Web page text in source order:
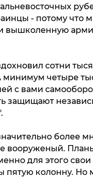
- потому что
вышколенную
сотни
минимум четыре
с вами
защищают
более
вооруженый.
для этого
пятую колонну. Но